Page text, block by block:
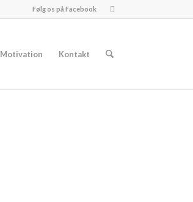
Følg os på Facebook
Motivation Kontakt